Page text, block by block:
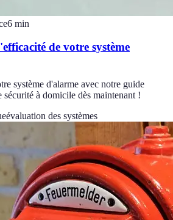
6 min
de votre système
système d'alarme avec notre guide
à domicile dès maintenant !
évaluation des systèmes